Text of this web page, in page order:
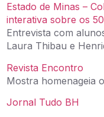
Estado de Minas –
interativa sobre os
Entrevista com
Laura Thibau e
Revista Encontro
Mostra homenageia
Jornal Tudo BH